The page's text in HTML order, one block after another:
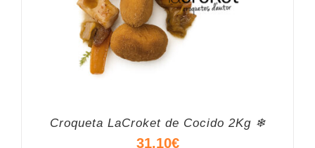
Croqueta LaCroket de Cocido 2Kg ❄
31.10€